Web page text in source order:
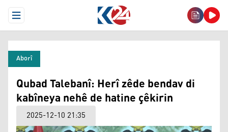
Open Menu
Aborî
Qubad Talebanî: Herî zêde bendav di
kabîneya nehê de hatine çêkirin
2025-12-10 21:35